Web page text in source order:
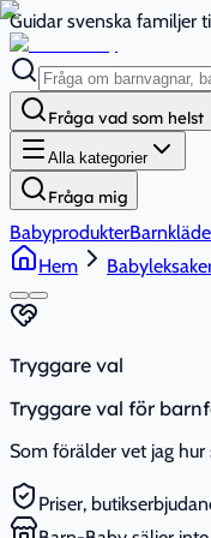
Guidar svenska familjer
Fråga vad som helst
Alla kategorier
Fråga mig
Babyprodukter
Hem
Tryggare val
Tryggare val för
Som förälder vet jag
Priser,